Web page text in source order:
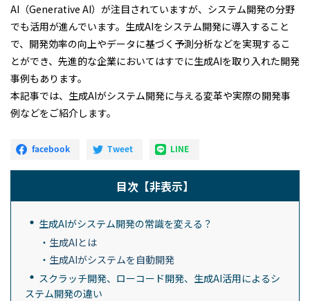
AI（Generative AI）が注目されていますが、システム開発の分野
でも活用が進んでいます。生成AIをシステム開発に導入すること
で、開発効率の向上やデータに基づく予測分析などを実現するこ
とができ、先進的な企業においてはすでに生成AIを取り入れた開発
事例もあります。
本記事では、生成AIがシステム開発に与える変革や実際の開発事
例などをご紹介します。
目次 【非表示】
生成AIがシステム開発の常識を変える？
生成AIとは
生成AIがシステムを自動開発
スクラッチ開発、ローコード開発、生成AI活用によるシ
ステム開発の違い